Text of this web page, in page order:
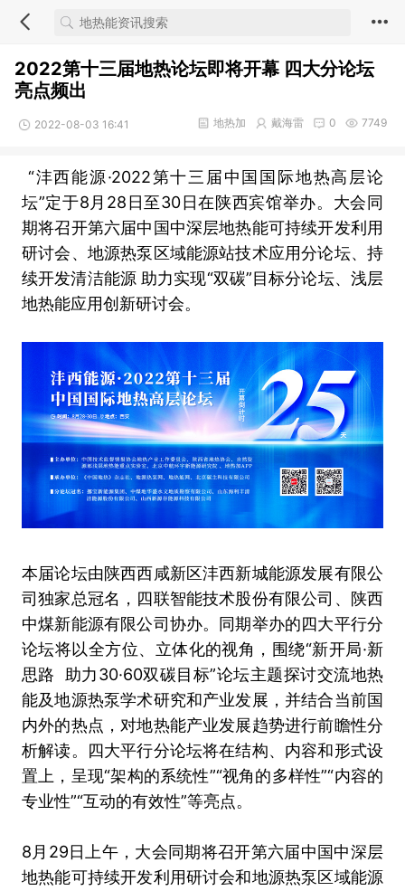
2022第十三届地热论坛即将开幕 四大分论坛
亮点频出
2022-08-03 16:41 7749
0
戴海雷
地热加
“沣西能源·2022第十三届中国国际地热高层论
坛”定于8月28日至30日在陕西宾馆举办。大会同
期将召开第六届中国中深层地热能可持续开发利用
研讨会、地源热泵区域能源站技术应用分论坛、持
续开发清洁能源 助力实现“双碳”目标分论坛、浅层
地热能应用创新研讨会。
本届论坛由陕西西咸新区沣西新城能源发展有限公
司独家总冠名，四联智能技术股份有限公司、陕西
中煤新能源有限公司协办。同期举办的四大平行分
论坛将以全方位、立体化的视角，围绕“新开局·新
思路 助力30·60双碳目标”论坛主题探讨交流地热
能及地源热泵学术研究和产业发展，并结合当前国
内外的热点，对地热能产业发展趋势进行前瞻性分
析解读。四大平行分论坛将在结构、内容和形式设
置上，呈现“架构的系统性”“视角的多样性”“内容的
专业性”“互动的有效性”等亮点。
8月29日上午，大会同期将召开第六届中国中深层
地热能可持续开发利用研讨会和地源热泵区域能源